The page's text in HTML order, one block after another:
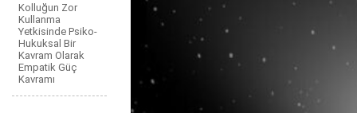
Kolluğun Zor
Kullanma
Yetkisinde Psiko-
Hukuksal Bir
Kavram Olarak
Empatik Güç
Kavramı